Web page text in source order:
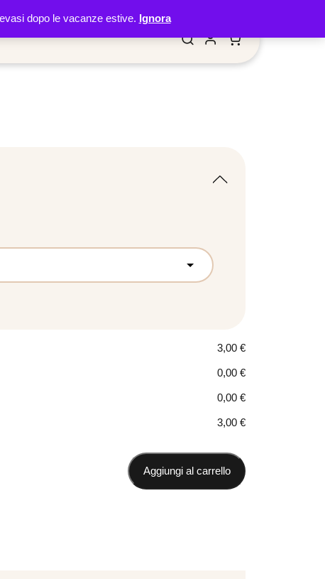
dopo le vacanze estive. Ignora
3,00€
0,00€
0,00€
3,00€
Aggiungi al carrello